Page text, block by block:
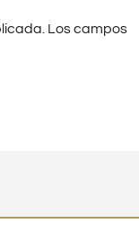
Los campos